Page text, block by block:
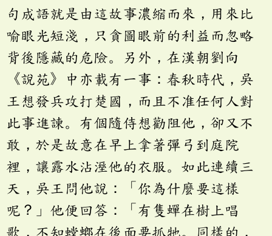
句成語就是由這故事濃縮而來，用來比
喻眼光短淺，只貪圖眼前的利益而忽略
背後隱藏的危險。另外，在漢朝劉向
《說苑》中亦載有一事：春秋時代，吳
王想發兵攻打楚國，而且不准任何人對
此事進諫。有個隨侍想勸阻他，卻又不
敢，於是故意在早上拿著彈弓到庭院
裡，讓露水沾溼他的衣服。如此連續三
天，吳王問他說：「你為什麼要這樣
呢？」他便回答：「有隻蟬在樹上唱
歌，不知螳螂在後面要抓牠。同樣的，